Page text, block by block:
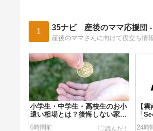
1 35ナビ 産後のママ応援団
産後のママさんに向けて役立ち情
小学生・中学生・高校生のお小
遣い相場とは？後悔しない家庭
のルールと失敗談
6時間前
【
「
「
24時